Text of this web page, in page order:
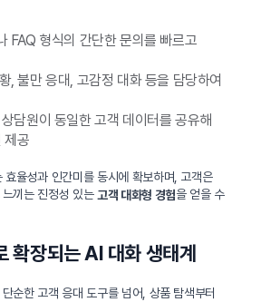
FAQ 형식의 간단한 문의를 빠르고
, 불만 응대, 고감정 대화 등을 담당하여
담원이 동일한 고객 데이터를 공유해
제공
효율성과 인간미를 동시에 확보하며, 고객은
끼는 진정성 있는고객 대화형 경험을 얻을 수
확장되는 AI 대화 생태계
순한 고객 응대 도구를 넘어, 상품 탐색부터